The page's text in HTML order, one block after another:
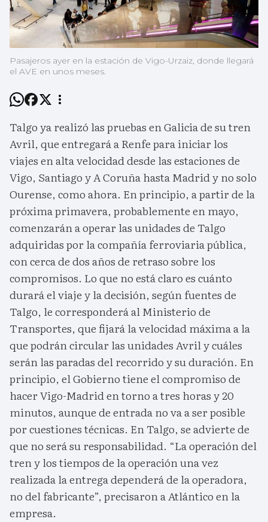
Pasajeros ayer en la estación de Vigo-Urzaiz, donde llegará
el AVE en unos meses.
Talgo ya realizó las pruebas en Galicia de su tren
Avril, que entregará a Renfe para iniciar los
viajes en alta velocidad desde las estaciones de
Vigo, Santiago y A Coruña hasta Madrid y no solo
Ourense, como ahora. En principio, a partir de la
próxima primavera, probablemente en mayo,
comenzarán a operar las unidades de Talgo
adquiridas por la compañía ferroviaria pública,
con cerca de dos años de retraso sobre los
compromisos. Lo que no está claro es cuánto
durará el viaje y la decisión, según fuentes de
Talgo, le corresponderá al Ministerio de
Transportes, que fijará la velocidad máxima a la
que podrán circular las unidades Avril y cuáles
serán las paradas del recorrido y su duración. En
principio, el Gobierno tiene el compromiso de
hacer Vigo-Madrid en torno a tres horas y 20
minutos, aunque de entrada no va a ser posible
por cuestiones técnicas. En Talgo, se advierte de
que no será su responsabilidad. “La operación del
tren y los tiempos de la operación una vez
realizada la entrega dependerá de la operadora,
no del fabricante”, precisaron a Atlántico en la
empresa.